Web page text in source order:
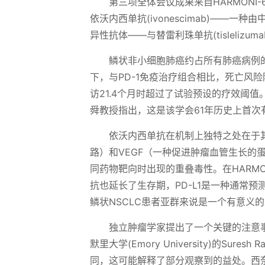
依沃内西单抗(ivonescimab)——一种由
异性抗体——与替雷利珠单抗
鳞状非小细胞肺癌约占所有肺癌病
下，与PD-1免疫治疗组合相比，死亡
访21.4个月时超过了试验预设的疗效阈
舜教授指出，这是该学会61年历史上首
依沃内西单抗在机制上独特之处在
路）和VEGF（一种促进肿瘤血管生长的
同药物靶向时出现的重叠毒性。在
抗也延长了生存期，PD-L1是一种通常
鳞状NSCLC患者亚群来说是一个有意义
独立肿瘤学家提出了一个关键的注
默里大学(Emory University)的Suresh
同，这可能解释了部分观察到的益处。